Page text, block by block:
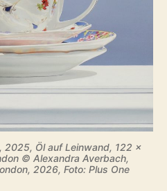
2025, Öl auf Leinwand, 122 x
© Alexandra Averbach,
2026, Foto: Plus One